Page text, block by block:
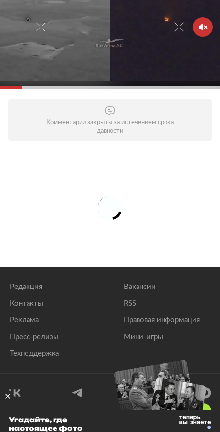
Комментарии закрыты за истечением срока
давности
Редакция
Контакты
Реклама
Пресс-релизы
Техподдержка
Вакансии
RSS
Правовая информация
Мини-игры
© 1999–2026 Все права защищены.
Угадайте, где
настоящее фото